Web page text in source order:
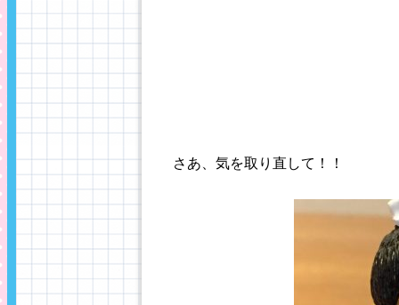
さあ、気を取り直して！！